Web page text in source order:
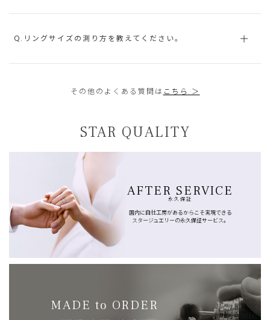
Q.リングサイズの測り方を教えてください。
その他のよくある質問は こちら ＞
STAR QUALITY
AFTER SERVICE
永久保証
国内に自社工房があるからこそ実現できる
スタージュエリーの永久保証サービス。
MADE to ORDER